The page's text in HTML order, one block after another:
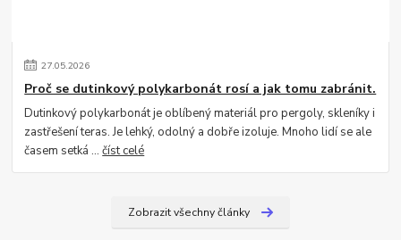
27.05.2026
Proč se dutinkový polykarbonát rosí a jak tomu zabránit.
Dutinkový polykarbonát je oblíbený materiál pro pergoly, skleníky i
zastřešení teras. Je lehký, odolný a dobře izoluje. Mnoho lidí se ale
časem setká ...číst celé
Zobrazit všechny články